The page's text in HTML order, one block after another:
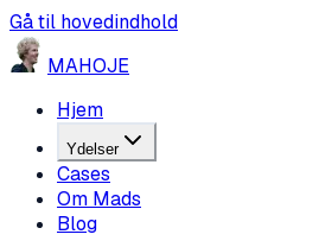
Gå til hovedindhold
MAHOJE
Hjem
Ydelser
Cases
Om Mads
Blog